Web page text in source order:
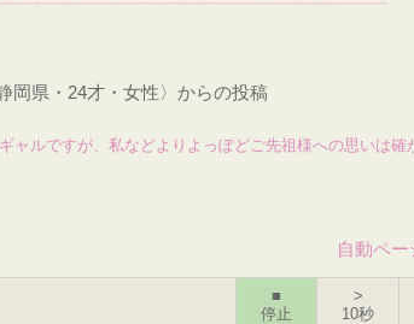
岡県・24才・女性〉からの投稿
ャルですが、私などよりよっぽどご先祖様への思いは確
自動ペー
■
停止
>
10秒